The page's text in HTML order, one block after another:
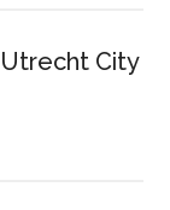
City